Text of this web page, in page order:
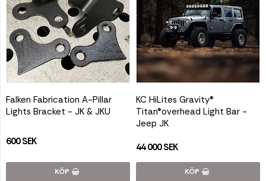
Falken Fabrication A-Pillar
Lights Bracket - JK & JKU
600 SEK
KÖP
KC HiLites Gravity®
Titan®overhead Light Bar -
Jeep JK
44 000 SEK
KÖP